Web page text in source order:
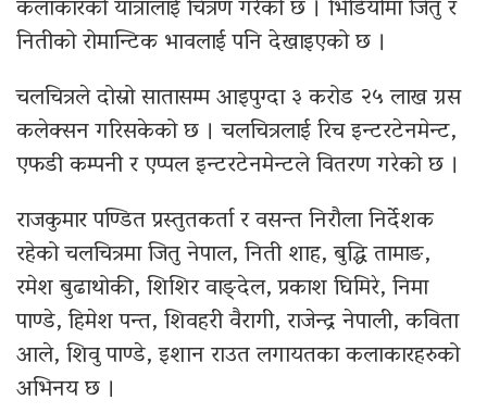
कलाकारको यात्रालाई चित्रण गरेको छ । भिडियोमा जितु र
नितीको रोमान्टिक भावलाई पनि देखाइएको छ ।
चलचित्रले दोस्रो सातासम्म आइपुग्दा ३ करोड २५ लाख ग्रस
कलेक्सन गरिसकेको छ । चलचित्रलाई रिच इन्टरटेनमेन्ट,
एफडी कम्पनी र एप्पल इन्टरटेनमेन्टले वितरण गरेको छ ।
राजकुमार पण्डित प्रस्तुतकर्ता र वसन्त निरौला निर्देशक
रहेको चलचित्रमा जितु नेपाल, निती शाह, बुद्धि तामाङ,
रमेश बुढाथोकी, शिशिर वाङ्देल, प्रकाश घिमिरे, निमा
पाण्डे, हिमेश पन्त, शिवहरी वैरागी, राजेन्द्र नेपाली, कविता
आले, शिवु पाण्डे, इशान राउत लगायतका कलाकारहरुको
अभिनय छ ।